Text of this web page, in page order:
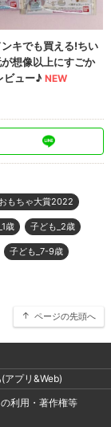
もちゃ大賞2022
歳 子ども_2歳
子ども_7-9歳
ページの先頭へ
アプリ&Web)
利用・著作権等